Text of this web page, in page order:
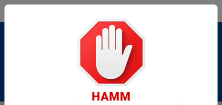
Pesquisar Notícia
HAMM